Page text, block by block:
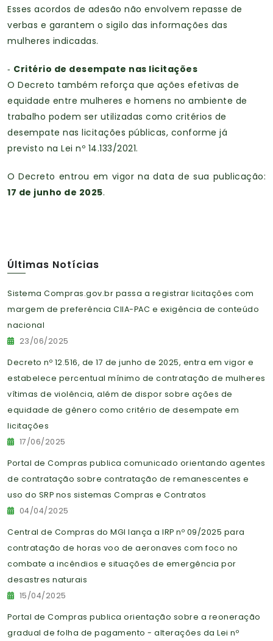
Esses acordos de adesão não envolvem repasse de
verbas e garantem o sigilo das informações das
mulheres indicadas.
- Critério de desempate nas licitações
O Decreto também reforça que ações efetivas de
equidade entre mulheres e homens no ambiente de
trabalho podem ser utilizadas como critérios de
desempate nas licitações públicas, conforme já
previsto na Lei nº 14.133/2021.
O Decreto entrou em vigor na data de sua publicação:
17 de junho de 2025.
Últimas Notícias
Sistema Compras.gov.br passa a registrar licitações com
margem de preferência CIIA-PAC e exigência de conteúdo
nacional
23/06/2025
Decreto nº 12.516, de 17 de junho de 2025, entra em vigor e
estabelece percentual mínimo de contratação de mulheres
vítimas de violência, além de dispor sobre ações de
equidade de gênero como critério de desempate em
licitações
17/06/2025
Portal de Compras publica comunicado orientando agentes
de contratação sobre contratação de remanescentes e
uso do SRP nos sistemas Compras e Contratos
04/04/2025
Central de Compras do MGI lança a IRP nº 09/2025 para
contratação de horas voo de aeronaves com foco no
combate a incêndios e situações de emergência por
desastres naturais
15/04/2025
Portal de Compras publica orientação sobre a reoneração
gradual de folha de pagamento - alterações da Lei nº